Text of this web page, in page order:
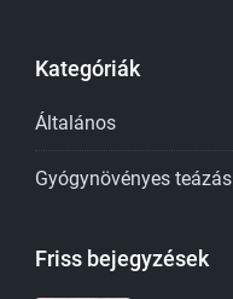
Kategóriák
Általános
Gyógynövényes teázás
Friss bejegyzések